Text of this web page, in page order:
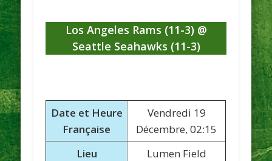
Los Angeles Rams (11-3) @
Seattle Seahawks (11-3)
Date et Heure
Française
Vendredi 19
Décembre, 02:15
Lieu
Lumen Field